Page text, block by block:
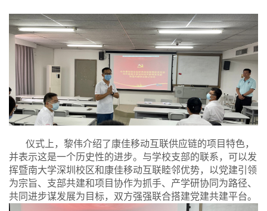
仪式上，黎伟介绍了康佳移动互联供应链的项目特色，
并表示这是一个历史性的进步。与学校支部的联系，可以发
挥暨南大学深圳校区和康佳移动互联睦邻优势，以党建引领
为宗旨、支部共建和项目协作为抓手、产学研协同为路径、
共同进步谋发展为目标，双方强强联合搭建党建共建平台。